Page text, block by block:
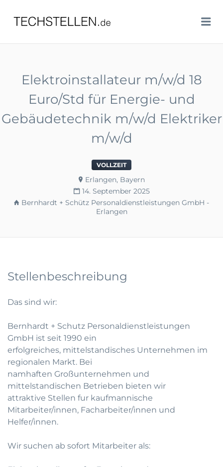
TECHSTELLEN.DE
Elektroinstallateur m/w/d 18
Euro/Std für Energie- und
Gebäudetechnik m/w/d Elektriker
m/w/d
VOLLZEIT
Erlangen, Bayern
14. September 2025
Bernhardt + Schütz Personaldienstleistungen GmbH -
Erlangen
Stellenbeschreibung
Das sind wir:
Bernhardt + Schutz Personaldienstleistungen
GmbH ist seit 1990 ein
erfolgreiches, mittelstandisches Unternehmen im
regionalen Markt. Bei
namhaften Großunternehmen und
mittelstandischen Betrieben bieten wir
attraktive Stellen fur kaufmannische
Mitarbeiter/innen, Facharbeiter/innen und
Helfer/innen.
Wir suchen ab sofort Mitarbeiter als: